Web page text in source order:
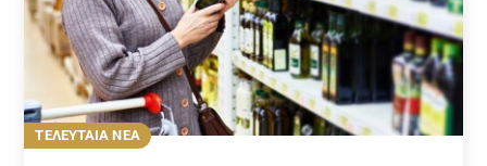
ΤΕΛΕΥΤΑΙΑ ΝΕΑ